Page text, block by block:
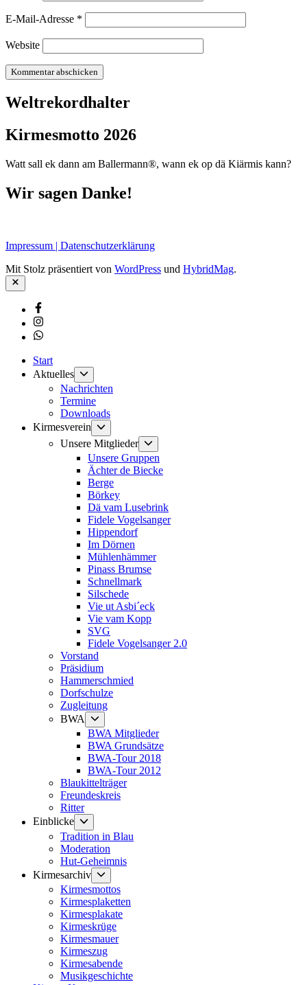
E-Mail-Adresse *
Website
Weltrekordhalter
Kirmesmotto 2026
Watt sall ek dann am Ballermann®, wann ek op dä Kiärmis kann?
Wir sagen Danke!
Impressum | Datenschutzerklärung
Mit Stolz präsentiert von WordPress und HybridMag.
Schließen
Facebook
Instagram
Whatsapp
Start
Aktuelles
anzeigen
Nachrichten
Termine
Downloads
Kirmesverein
Untermenü
anzeigen
Unsere Mitglieder
anzeigen
Unsere Gruppen
Ächter de Biecke
Berge
Börkey
Dä vam Lusebrink
Fidele Vogelsanger
Hippendorf
Im Dörnen
Mühlenhämmer
Pinass Brumse
Schnellmark
Silschede
Vie ut Asbi´eck
Vie vam Kopp
SVG
Fidele Vogelsanger 2.0
Vorstand
Präsidium
Hammerschmied
Dorfschulze
Zugleitung
BWA
anzeigen
BWA Mitglieder
BWA Grundsätze
BWA-Tour 2018
BWA-Tour 2012
Blaukittelträger
Freundeskreis
Ritter
Einblicke
Untermenü
anzeigen
Tradition in Blau
Moderation
Hut-Geheimnis
Kirmesarchiv
anzeigen
Kirmesmottos
Kirmesplaketten
Kirmesplakate
Kirmeskrüge
Kirmesmauer
Kirmeszug
Kirmesabende
Musikgeschichte